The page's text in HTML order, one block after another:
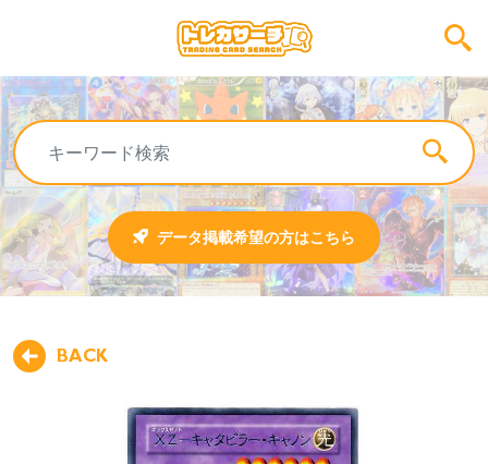
データ掲載希望の方はこちら
BACK